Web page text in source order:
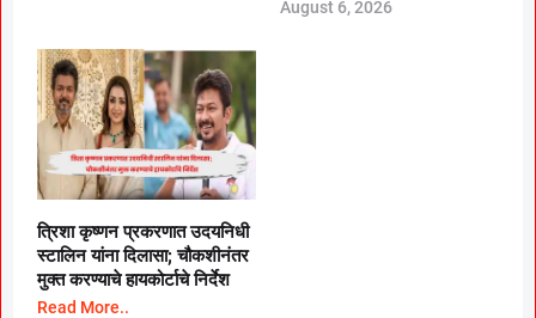
August 6, 2026
त्रिशा कृष्णन प्रकरणात उदयनिधी
स्टालिन यांना दिलासा; चौकशीनंतर
मुक्त करण्याचे हायकोर्टाचे निर्देश
Read More..